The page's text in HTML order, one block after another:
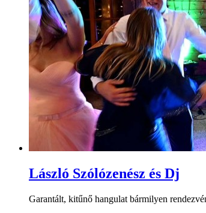
László Szólózenész és Dj
Garantált, kitűnő hangulat bármilyen